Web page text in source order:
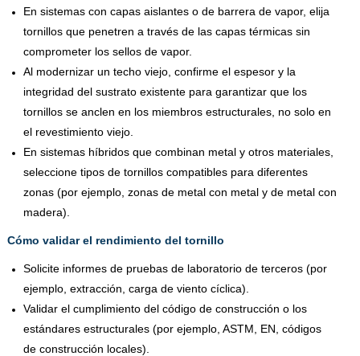
En sistemas con capas aislantes o de barrera de vapor, elija
tornillos que penetren a través de las capas térmicas sin
comprometer los sellos de vapor.
Al modernizar un techo viejo, confirme el espesor y la
integridad del sustrato existente para garantizar que los
tornillos se anclen en los miembros estructurales, no solo en
el revestimiento viejo.
En sistemas híbridos que combinan metal y otros materiales,
seleccione tipos de tornillos compatibles para diferentes
zonas (por ejemplo, zonas de metal con metal y de metal con
madera).
Cómo validar el rendimiento del tornillo
Solicite informes de pruebas de laboratorio de terceros (por
ejemplo, extracción, carga de viento cíclica).
Validar el cumplimiento del código de construcción o los
estándares estructurales (por ejemplo, ASTM, EN, códigos
de construcción locales).